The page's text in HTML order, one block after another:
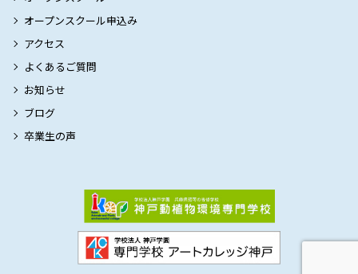
オープンスクール申込み
アクセス
よくあるご質問
お知らせ
ブログ
卒業生の声